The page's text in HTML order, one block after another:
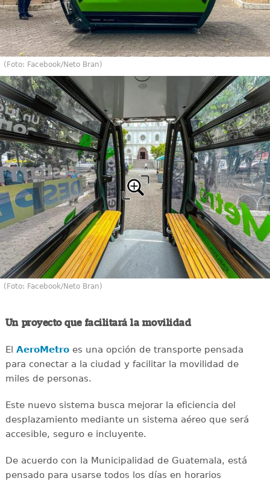
(Foto: Facebook/Neto Bran)
(Foto: Facebook/Neto Bran)
Un proyecto que facilitará la movilidad
El AeroMetroes una opción de transporte pensada
para conectar a la ciudad y facilitar la movilidad de
miles de personas.
Este nuevo sistema busca mejorar la eficiencia del
desplazamiento mediante un sistema aéreo que será
accesible, seguro e incluyente.
De acuerdo con la Municipalidad de Guatemala, está
pensado para usarse todos los días en horarios